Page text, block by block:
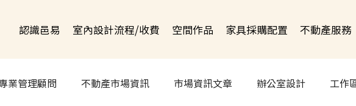
認識邑易 室內設計流程/收費 空間作品 家具採購配置 不動產服務
業管理顧問 不動產市場資訊 市場資訊文章 辦公室設計 工作